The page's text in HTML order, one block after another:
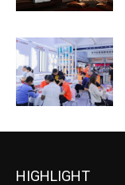
HIGHLIGHT